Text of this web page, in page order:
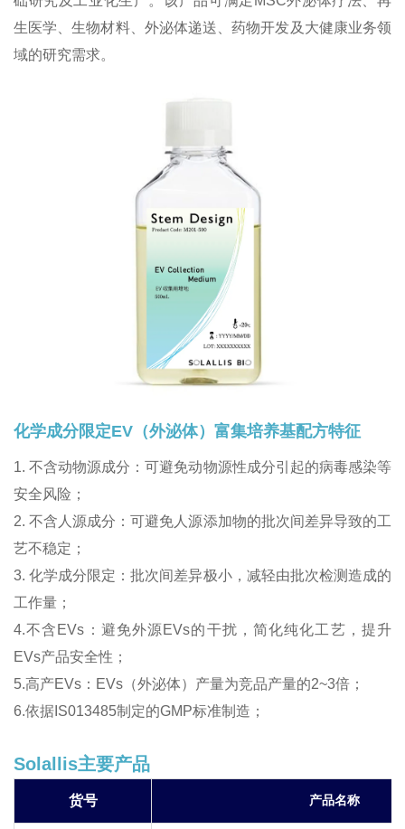
生医学、生物材料、外泌体递送、药物开发及大健康业务领
域的研究需求。
化学成分限定EV（外泌体）富集培养基配方特征
1. 不含动物源成分：可避免动物源性成分引起的病毒感染等
安全风险；
2. 不含人源成分：可避免人源添加物的批次间差异导致的工
艺不稳定；
3. 化学成分限定：批次间差异极小，减轻由批次检测造成的
工作量；
4.不含EVs：避免外源EVs的干扰，简化纯化工艺，提升
EVs产品安全性；
5.高产EVs：EVs（外泌体）产量为竞品产量的2~3倍；
6.依据IS013485制定的GMP标准制造；
Solallis主要产品
货号 产品名称